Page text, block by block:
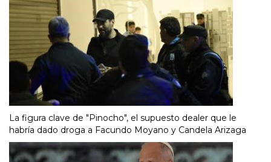
La figura clave de "Pinocho", el supuesto dealer que le
habría dado droga a Facundo Moyano y Candela Arizaga